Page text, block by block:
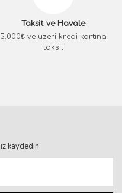
Taksit ve Havale
5.000₺ ve üzeri kredi kartına
taksit
kaydedin